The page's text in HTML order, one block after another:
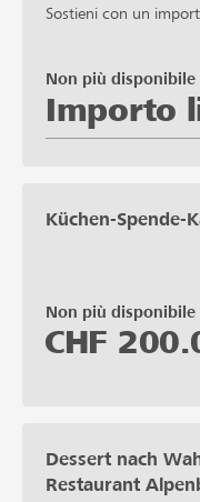
Sostieni con un
Importo
Non più disponibile
Küchen-Spende-
Non più disponibile
CHF
Dessert nach
Restaurant